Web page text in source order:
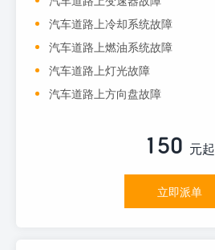
汽车道路上冷却系统故障
汽车道路上燃油系统故障
汽车道路上灯光故障
汽车道路上方向盘故障
150 元起
立即派单